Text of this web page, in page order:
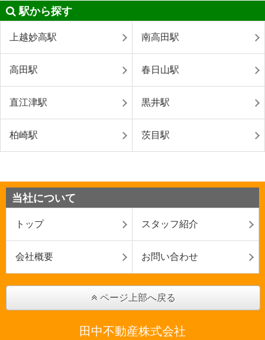
駅から探す
上越妙高駅 南高田駅
高田駅 春日山駅
直江津駅 黒井駅
柏崎駅 茨目駅
当社について
トップ スタッフ紹介
会社概要 お問い合わせ
ページ上部へ戻る
田中不動産株式会社